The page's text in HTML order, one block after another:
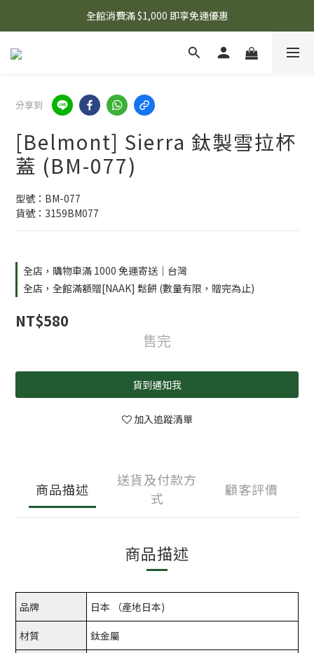
🌟 想知道現在有什麼優惠嗎？ 點擊查看最新優惠！
全館消費滿 $1,000 即享免運優惠
🌟 想知道現在有什麼優惠嗎？ 點擊查看最新優惠！
分享到
[Belmont] Sierra 鈦製雪拉杯
蓋 (BM-077)
型號：BM-077
貨號：3159BM077
全店，購物車滿 1000 免運寄送｜台灣
全店，全館滿額贈[NAAK] 鬆餅 (數量有限，贈完為止)
NT$580
售完
貨到通知我
加入追蹤清單
商品描述
送貨及付款方
式
顧客評價
商品描述
品牌 日本 （產地日本)
材質 鈦金屬